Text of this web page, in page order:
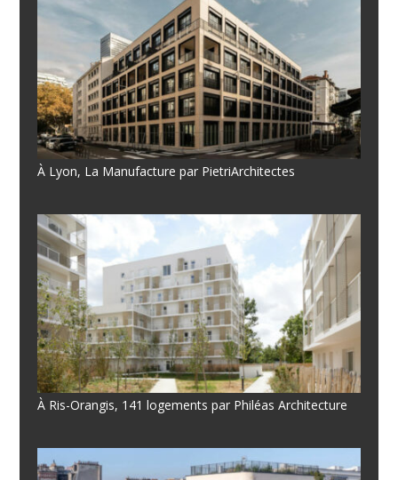
À Lyon, La Manufacture par PietriArchitectes
À Ris-Orangis, 141 logements par Philéas Architecture